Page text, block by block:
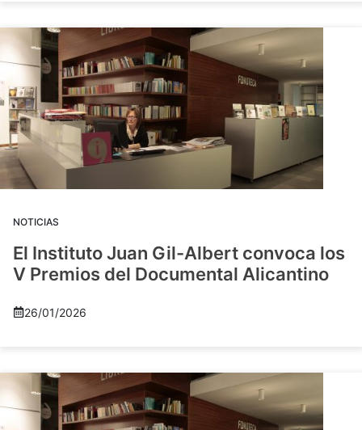
NOTICIAS
El Instituto Juan Gil-Albert convoca los
V Premios del Documental Alicantino
26/01/2026